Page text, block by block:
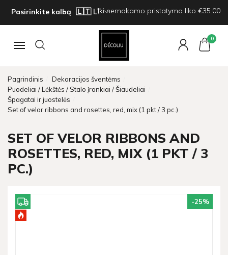
Pasirinkite kalbą Iki nemokamo pristatymo liko €35.00
Navigacija
0
Pagrindinis
Dekoracijos šventėms
Puodeliai / Lėkštės / Stalo įrankiai / Šiaudeliai
Špagatai ir juostelės
Set of velor ribbons and rosettes, red, mix (1 pkt / 3 pc.)
SET OF VELOR RIBBONS AND
ROSETTES, RED, MIX (1 PKT / 3
PC.)
-25%